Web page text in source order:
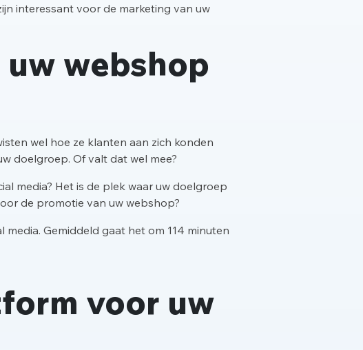
interessant voor de marketing van uw
webshop
wel hoe ze klanten aan zich konden
doelgroep. Of valt dat wel mee?
media? Het is de plek waar uw doelgroep
de promotie van uw webshop?
Gemiddeld gaat het om 114 minuten
voor uw